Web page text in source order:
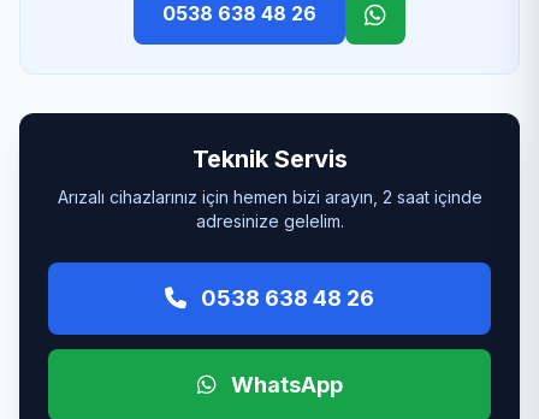
0538 638 48 26
Teknik Servis
Arızalı cihazlarınız için hemen bizi arayın, 2 saat içinde
adresinize gelelim.
0538 638 48 26
WhatsApp